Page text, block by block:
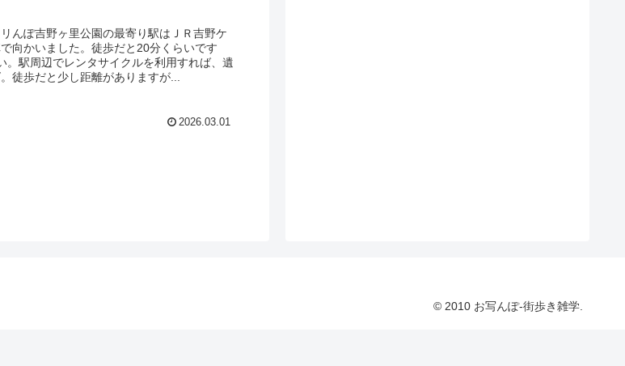
んぽ吉野ヶ里公園の最寄り駅はＪＲ吉野ケ
向かいました。徒歩だと20分くらいです
。駅周辺でレンタサイクルを利用すれば、遺
徒歩だと少し距離がありますが...
2026.03.01
© 2010 お写んぽ-街歩き雑学.